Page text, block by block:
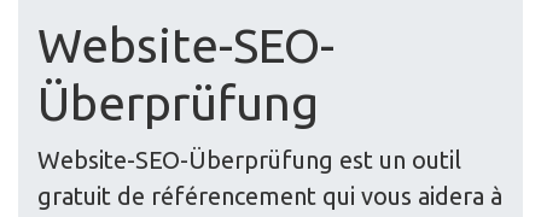
Website-SEO-
Überprüfung
Website-SEO-Überprüfung est un outil
gratuit de référencement qui vous aidera à